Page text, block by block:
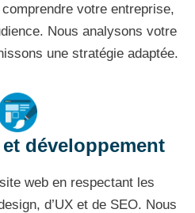
votre entreprise,
Nous analysons votre
une stratégie adaptée.
développement
web en respectant les
d’UX et de SEO. Nous